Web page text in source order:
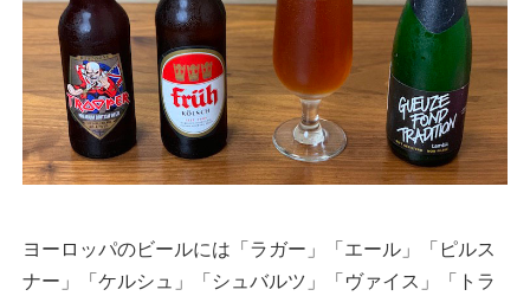
ヨーロッパのビールには「ラガー」「エール」「ピルス
ナー」「ケルシュ」「シュバルツ」「ヴァイス」「トラ